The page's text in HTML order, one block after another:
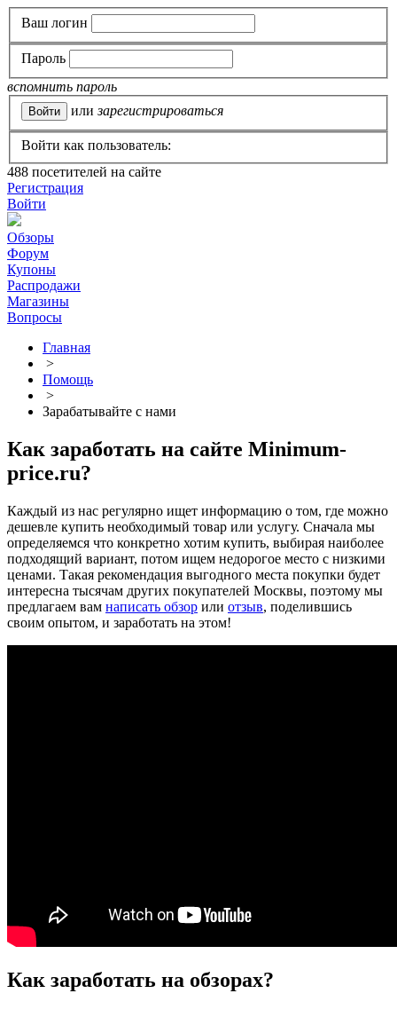
Ваш логин
Пароль
вспомнить пароль
или зарегистрироваться
Войти как пользователь:
488 посетителей на сайте
Регистрация
Войти
Обзоры
Форум
Купоны
Распродажи
Магазины
Вопросы
Главная
>
Помощь
>
Зарабатывайте с нами
Как заработать на сайте Minimum-
price.ru?
Каждый из нас регулярно ищет информацию о том, где можно
дешевле купить необходимый товар или услугу. Сначала мы
определяемся что конкретно хотим купить, выбирая наиболее
подходящий вариант, потом ищем недорогое место с низкими
ценами. Такая рекомендация выгодного места покупки будет
интересна тысячам других покупателей Москвы, поэтому мы
предлагаем вам написать обзор или отзыв, поделившись
своим опытом, и заработать на этом!
Как заработать на обзорах?